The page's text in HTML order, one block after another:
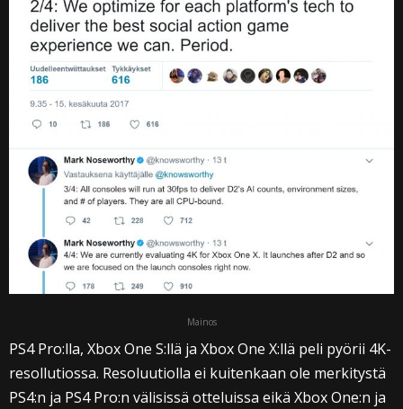
Mainos
PS4 Pro:lla, Xbox One S:llä ja Xbox One X:llä peli pyörii 4K-
resollutiossa. Resoluutiolla ei kuitenkaan ole merkitystä
PS4:n ja PS4 Pro:n välisissä otteluissa eikä Xbox One:n ja